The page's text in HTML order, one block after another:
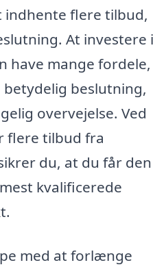
indhente flere tilbud,
At investere i
have mange fordele,
beslutning,
overvejelse. Ved
flere tilbud fra
du, at du får den
kvalificerede
med at forlænge